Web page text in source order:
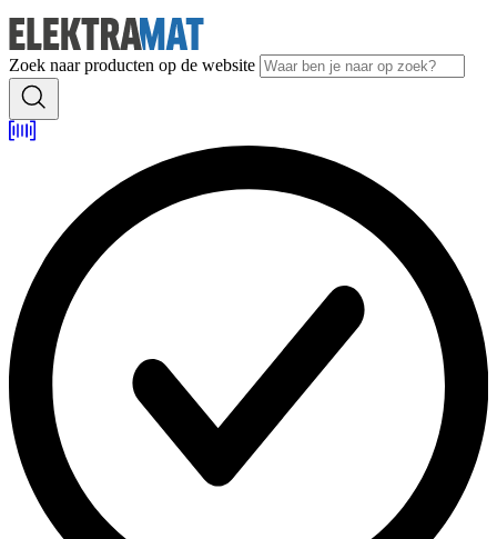
Zoek naar producten op de website